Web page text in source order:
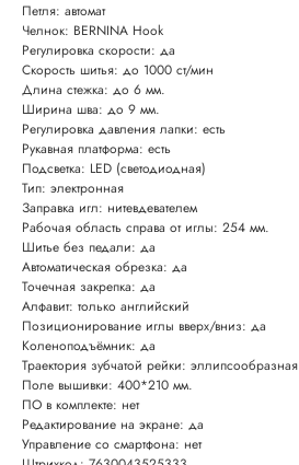
Петля: автомат
Челнок: BERNINA Hook
Регулировка скорости: да
Скорость шитья: до 1000 ст/мин
Длина стежка: до 6 мм.
Ширина шва: до 9 мм.
Регулировка давления лапки: есть
Рукавная платформа: есть
Подсветка: LED (светодиодная)
Тип: электронная
Заправка игл: нитевдевателем
Рабочая область справа от иглы: 254 мм.
Шитье без педали: да
Автоматическая обрезка: да
Точечная закрепка: да
Алфавит: только английский
Позиционирование иглы вверх/вниз: да
Коленоподъёмник: да
Траектория зубчатой рейки: эллипсообразная
Поле вышивки: 400*210 мм.
ПО в комплекте: нет
Редактирование на экране: да
Управление со смартфона: нет